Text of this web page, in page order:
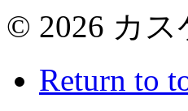
© 2026 カ
Return to